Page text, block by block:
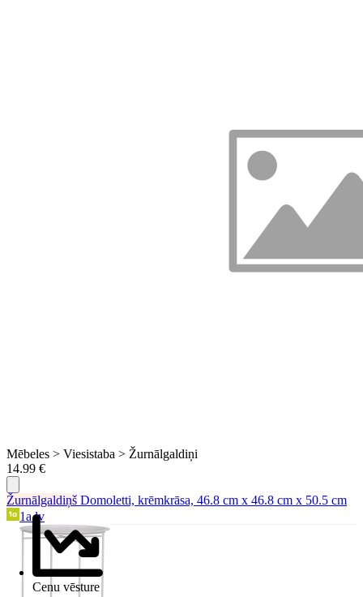
Mēbeles > Viesistaba > Žurnālgaldiņi
14.99 €
Cenu vēsture
Žurnālgaldiņš Domoletti, krēmkrāsa, 46.8 cm x 46.8 cm x 50.5 cm
1a.lv